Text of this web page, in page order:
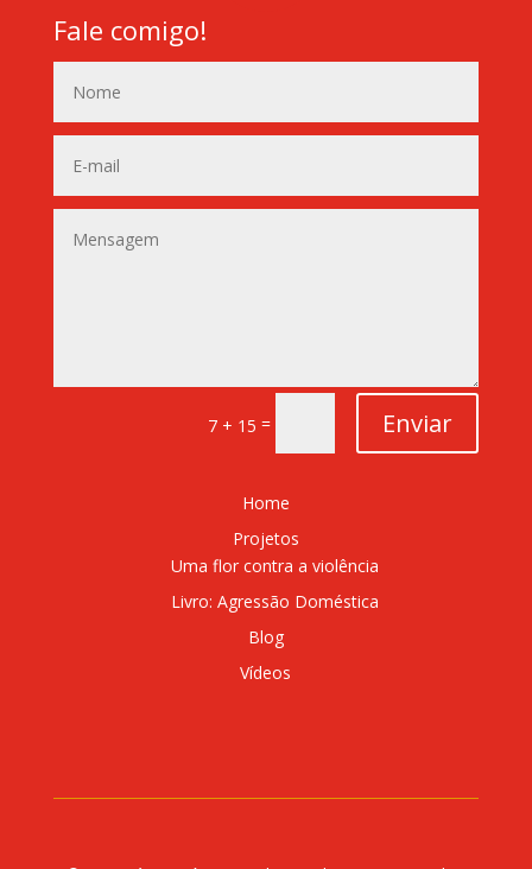
Fale comigo!
7 + 15 = Enviar
Home
Projetos
Uma flor contra a violência
Livro: Agressão Doméstica
Blog
Vídeos